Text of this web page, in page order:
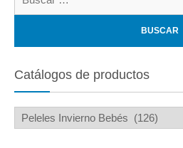
Catálogos de productos